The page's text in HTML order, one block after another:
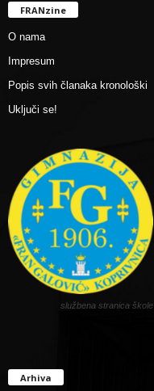
FRANzine
O nama
Impresum
Popis svih članaka kronološki
Uključi se!
službena stranica škole
Arhiva